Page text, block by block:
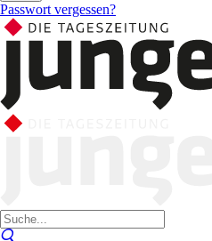
Passwort vergessen?